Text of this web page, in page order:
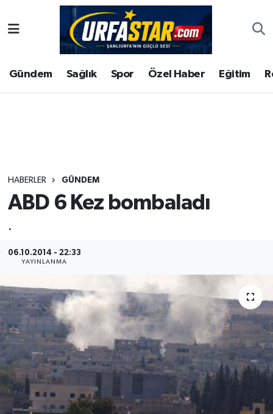
Gündem Sağlık Spor Özel Haber Eğitim
HABERLER GÜNDEM
ABD 6 Kez bombaladı
.
06.10.2014 - 22:33
YAYINLANMA
ASAYİS
ÇEVRE
Gündem
Magazin
Şanlıurfa Nöbetçi Eczaneler
Şanlıurfa Hava Durumu
Tüm Manşetler
Haber Arşivi